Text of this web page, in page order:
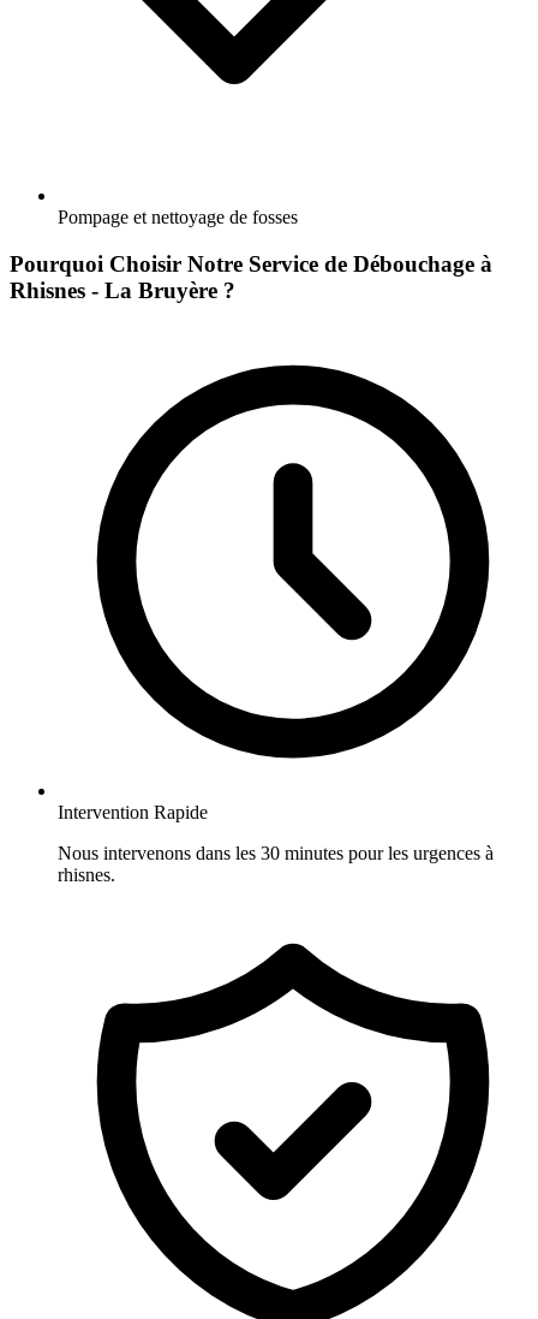
Pompage et nettoyage de fosses
Pourquoi Choisir Notre Service de Débouchage à
Rhisnes - La Bruyère ?
Intervention Rapide
Nous intervenons dans les 30 minutes pour les urgences à
rhisnes.